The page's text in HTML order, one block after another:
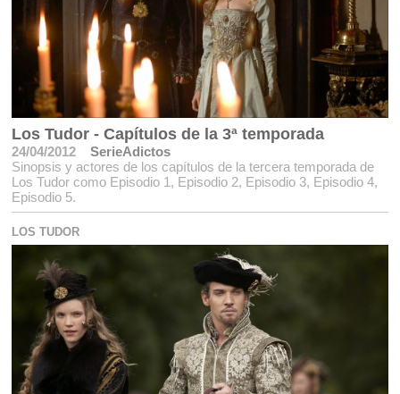
Los Tudor - Capítulos de la 3ª temporada
24/04/2012
SerieAdictos
Sinopsis y actores de los capítulos de la tercera temporada de
Los Tudor como Episodio 1, Episodio 2, Episodio 3, Episodio 4,
Episodio 5.
LOS TUDOR